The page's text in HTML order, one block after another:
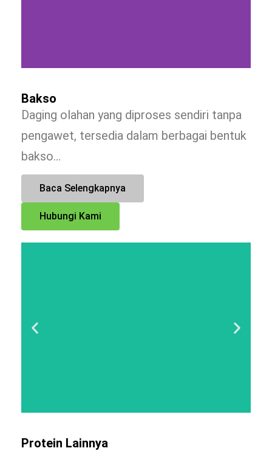
Bakso
Daging olahan yang diproses sendiri tanpa
pengawet, tersedia dalam berbagai bentuk
bakso…
Baca Selengkapnya
Hubungi Kami
Protein Lainnya